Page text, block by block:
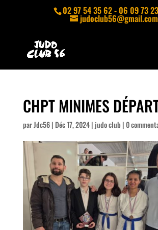
02 97 54 35 62 - 06 09 73
judoclub56@gmail.com
CHPT MINIMES
parJdc56| Déc 17, 2024| judo club |0